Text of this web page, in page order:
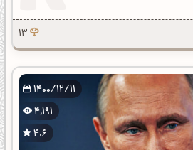
13
1400/12/11
4,191
4.6